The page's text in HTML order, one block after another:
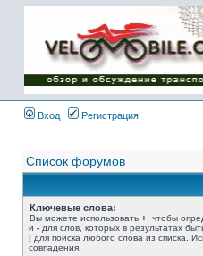
Имя пользователя:
Пароль:
{ LOG_ME_IN_SHORT
}
Вход
Регистрация
Список форумов
Ключевые слова:
Вы можете использовать + , чтобы
и - для слов, которых в результатах
| для поиска любого слова из списка.
совпадения.